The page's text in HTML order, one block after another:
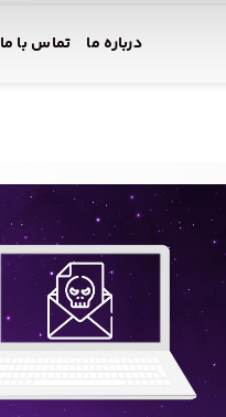
درباره ما تماس با ما